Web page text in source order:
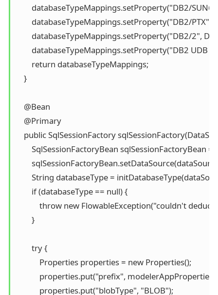
databaseTypeMappings.setProperty("DB2/
databaseTypeMappings.setProperty("DB2/
databaseTypeMappings.setProperty("DB2/2",
databaseTypeMappings.setProperty("DB2 UDB
        return databaseTypeMappings;
    }
    @Bean
    @Primary
public SqlSessionFactory
SqlSessionFactoryBean sqlSessionFactoryBean
String databaseType =
        if (databaseType == null) {
throw new FlowableException("couldn't
        }
        try {
            Properties properties = new Properties();
properties.put("prefix",
            properties.put("blobType", "BLOB");